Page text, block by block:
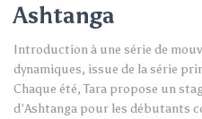
Ashtanga
Introduction à une série de
dynamiques, issue de la série
Chaque été, Tara propose un
d’Ashtanga pour les débutants